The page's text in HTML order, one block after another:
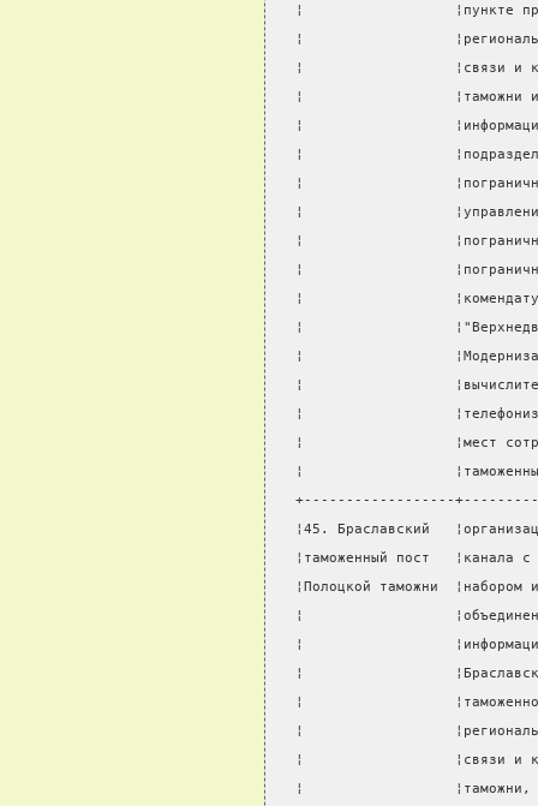
¦                  ¦пункте
¦
¦                  ¦связи и
¦
¦
¦
¦
¦
¦
¦
¦
¦
¦
¦
¦
¦                  ¦мест
¦
+------------------
¦45. Браславский
¦таможенный пост
¦Полоцкой таможни
¦
¦
¦
¦
¦
¦                  ¦связи и
¦                  ¦таможни,